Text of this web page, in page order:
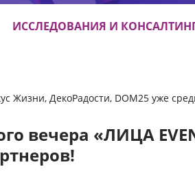
ИССЛЕДОВАНИЯ И
Жизни, ДекоРадости, DOM25 уже
вечера «ЛИЦА